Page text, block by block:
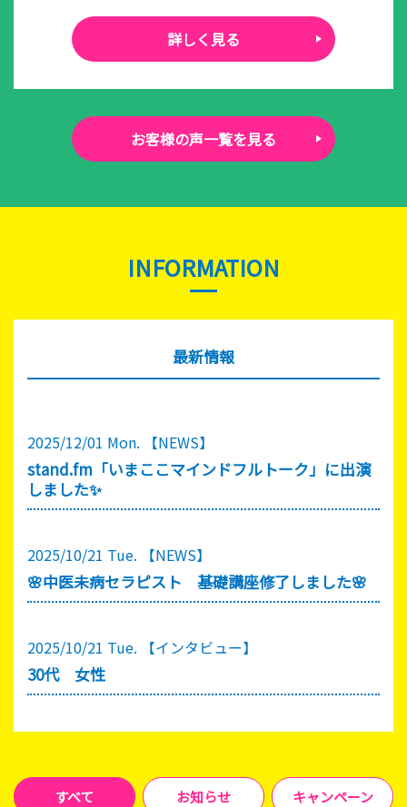
詳しく見る
お客様の声一覧を見る
INFORMATION
最新情報
2025/12/01 Mon. 【NEWS】
stand.fm「いまここマインドフルトーク」に出演
しました✨
2025/10/21 Tue. 【NEWS】
🌸中医未病セラピスト 基礎講座修了しました🌸
2025/10/21 Tue. 【インタビュー】
30代 女性
すべて お知らせ キャンペーン